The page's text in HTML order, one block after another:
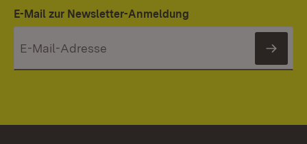
E-Mail zur Newsletter-Anmeldung